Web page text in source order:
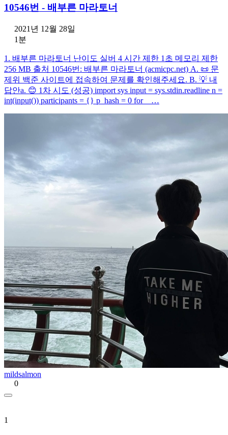
10546번 - 배부른 마라토너
2021년 12월 28일
1분
1. 배부른 마라토너 난이도 실버 4 시간 제한 1초 메모리 제한
256 MB 출처 10546번: 배부른 마라토너 (acmicpc.net) A. 📜 문
제위 백준 사이트에 접속하여 문제를 확인해주세요. B. 💡 내
답안a. 😊 1차 시도 (성공) import sys input = sys.stdin.readline n =
int(input()) participants = {} p_hash = 0 for _ …
mildsalmon
0
1